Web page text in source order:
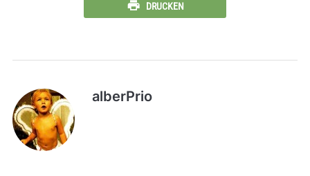
DRUCKEN
alberPrio